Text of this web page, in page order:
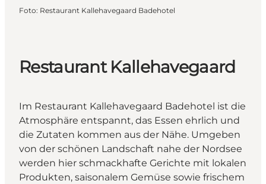
Foto: Restaurant Kallehavegaard Badehotel
Restaurant Kallehavegaard
Im Restaurant Kallehavegaard Badehotel ist die
Atmosphäre entspannt, das Essen ehrlich und
die Zutaten kommen aus der Nähe. Umgeben
von der schönen Landschaft nahe der Nordsee
werden hier schmackhafte Gerichte mit lokalen
Produkten, saisonalem Gemüse sowie frischem